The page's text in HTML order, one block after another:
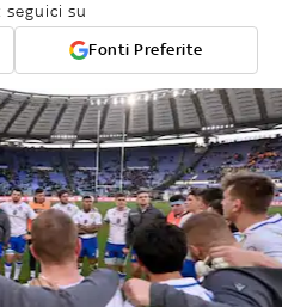
su
Fonti Preferite